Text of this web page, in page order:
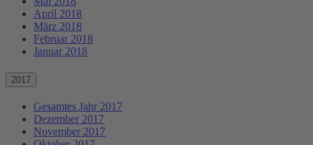
April 2018
März 2018
Februar 2018
Januar 2018
2017
Gesamtes Jahr 2017
Dezember 2017
November 2017